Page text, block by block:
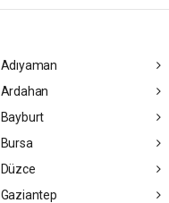
Adıyaman
Ardahan
Bayburt
Bursa
Düzce
Gaziantep